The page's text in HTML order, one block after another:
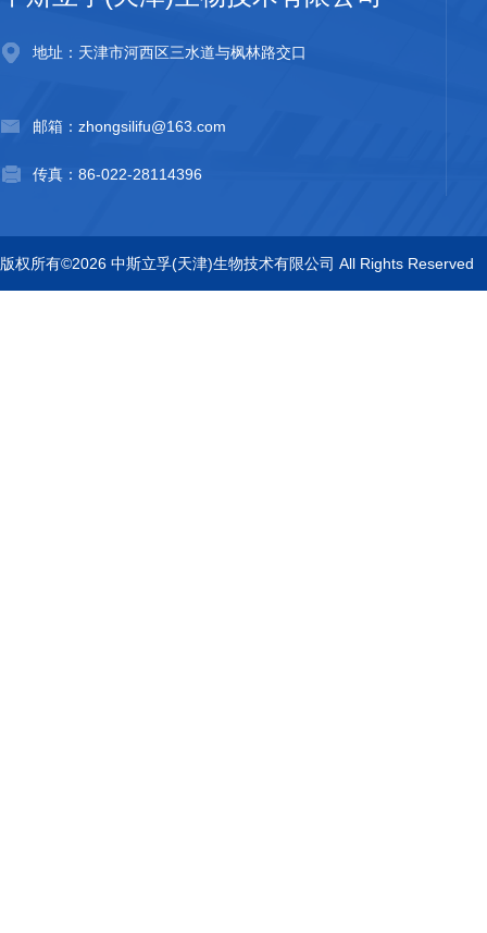
地址：天津市河西区三水道与枫林路交口
邮箱：zhongsilifu@163.com
传真：86-022-28114396
版权所有©2026 中斯立孚(天津)生物技术有限公司 All Rights Reserved